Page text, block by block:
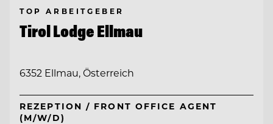
TOP ARBEITGEBER
Tirol Lodge Ellmau
6352 Ellmau, Österreich
REZEPTION / FRONT OFFICE AGENT
(M/W/D)